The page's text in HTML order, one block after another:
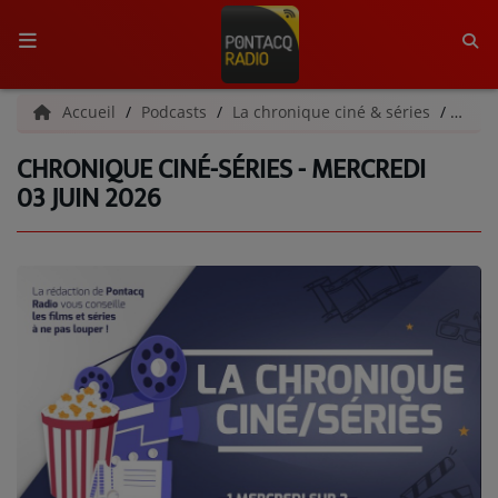
ACCUEIL
RADIO
GRILLE DES PROGRAMMES
C'ÉTAIT QUOI CE TITRE ?
MÉDIAS
PODCASTS - SAISON 2026/2027
Accueil Podcasts La chronique ciné & séries
CHRONIQUE CINÉ-SÉRIES - MERCREDI
03 JUIN 2026